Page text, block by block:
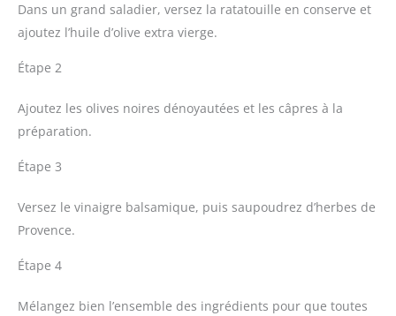
Dans un grand saladier, versez la ratatouille en conserve et
ajoutez l’huile d’olive extra vierge.
Étape 2
Ajoutez les olives noires dénoyautées et les câpres à la
préparation.
Étape 3
Versez le vinaigre balsamique, puis saupoudrez d’herbes de
Provence.
Étape 4
Mélangez bien l’ensemble des ingrédients pour que toutes